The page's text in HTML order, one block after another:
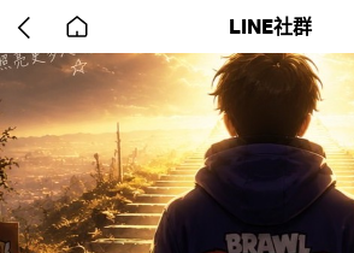
back
to
home
LINE社群